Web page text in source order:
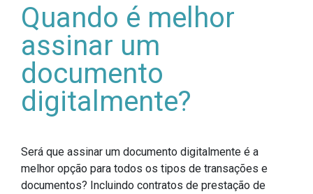
Quando é melhor
assinar um
documento
digitalmente?
Será que assinar um documento digitalmente é a
melhor opção para todos os tipos de transações e
documentos? Incluindo contratos de prestação de